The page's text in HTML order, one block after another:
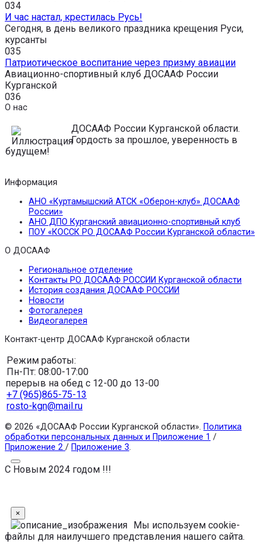
034
И час настал, крестилась Русь!
Сегодня, в день великого праздника крещения Руси,
курсанты
035
Патриотическое воспитание через призму авиации
Авиационно-спортивный клуб ДОСААФ России
Курганской
036
О нас
ДОСААФ России Курганской области.
Гордость за прошлое, уверенность в
будущем!
Информация
АНО «Куртамышский АТСК «Оберон-клуб» ДОСААФ
России»
АНО ДПО Курганский авиационно-спортивный клуб
ПОУ «КОССК РО ДОСААФ России Курганской области»
О ДОСААФ
Региональное отделение
Контакты РО ДОСААФ РОССИИ Курганской области
История создания ДОСААФ РОССИИ
Новости
Фотогалерея
Видеогалерея
Контакт-центр ДОСААФ Курганской области
Режим работы:
Пн-Пт: 08:00-17:00
перерыв на обед с 12-00 до 13-00
+7 (965)865-75-13
rosto-kgn@mail.ru
© 2026 «ДОСААФ России Курганской области». Политика
обработки персональных данных и Приложение 1 /
Приложение 2 / Приложение 3.
С Новым 2024 годом !!!
×
Мы используем cookie-
файлы для наилучшего представления нашего сайта.